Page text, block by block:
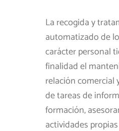
La recogida y
automatizado de
carácter personal
finalidad el
relación comercial
de tareas de
formación,
actividades